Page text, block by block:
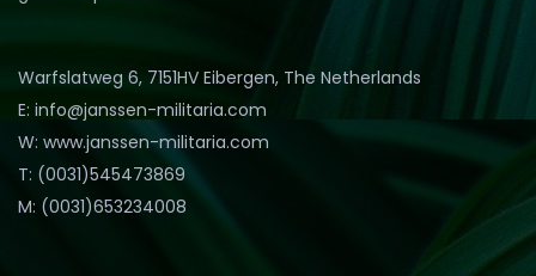
Warfslatweg 6, 7151HV Eibergen, The Netherlands
E: info@janssen-militaria.com
W: www.janssen-militaria.com
T: (0031)545473869
M: (0031)653234008